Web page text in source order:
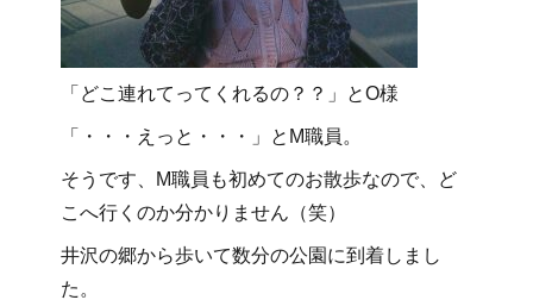
「どこ連れてってくれるの？？」とO様
「・・・えっと・・・」とM職員。
そうです、M職員も初めてのお散歩なので、ど
こへ行くのか分かりません（笑）
井沢の郷から歩いて数分の公園に到着しまし
た。